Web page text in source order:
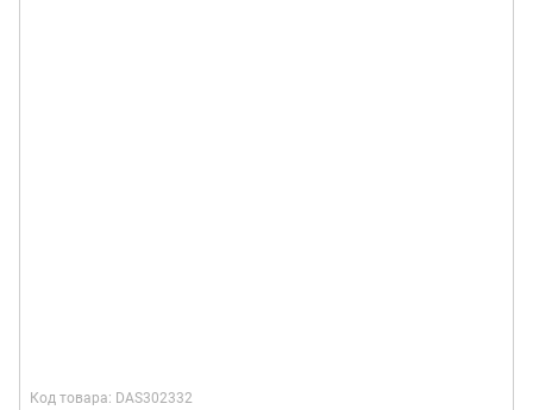
Код товара: DAS302332